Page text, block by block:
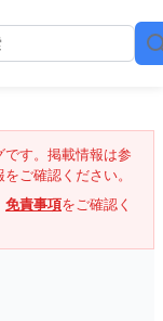
す。掲載情報は参
ご確認ください。
免責事項をご確認く